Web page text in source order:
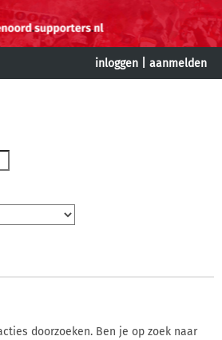
inloggen aanmelden
doorzoeken. Ben je op zoek naar